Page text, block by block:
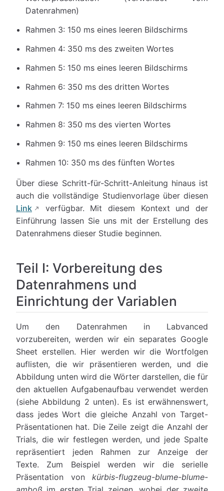
Datenrahmen)
Rahmen 3: 150 ms eines leeren Bildschirms
Rahmen 4: 350 ms des zweiten Wortes
Rahmen 5: 150 ms eines leeren Bildschirms
Rahmen 6: 350 ms des dritten Wortes
Rahmen 7: 150 ms eines leeren Bildschirms
Rahmen 8: 350 ms des vierten Wortes
Rahmen 9: 150 ms eines leeren Bildschirms
Rahmen 10: 350 ms des fünften Wortes
Über diese Schritt-für-Schritt-Anleitung hinaus ist
auch die vollständige Studienvorlage über diesen
Link
verfügbar. Mit diesem Kontext und der
Einführung lassen Sie uns mit der Erstellung des
Datenrahmens dieser Studie beginnen.
Teil I: Vorbereitung des
Datenrahmens und
Einrichtung der Variablen
Um den Datenrahmen in Labvanced
vorzubereiten, werden wir ein separates Google
Sheet erstellen. Hier werden wir die Wortfolgen
auflisten, die wir präsentieren werden, und die
Abbildung unten wird die Wörter darstellen, die für
den aktuellen Aufgabenaufbau verwendet werden
(siehe Abbildung 2 unten). Es ist erwähnenswert,
dass jedes Wort die gleiche Anzahl von Target-
Präsentationen hat. Die Zeile zeigt die Anzahl der
Trials, die wir festlegen werden, und jede Spalte
repräsentiert jeden Rahmen zur Anzeige der
Texte. Zum Beispiel werden wir die serielle
Präsentation von kürbis-flugzeug-blume-blume-